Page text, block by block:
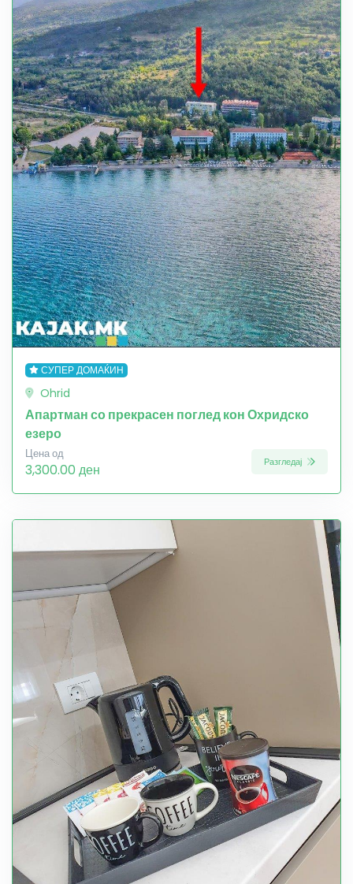
СУПЕР ДОМАЌИН
Ohrid
Апартман со прекрасен поглед кон Охридско
езеро
Цена од
3,300.00 ден Разгледај